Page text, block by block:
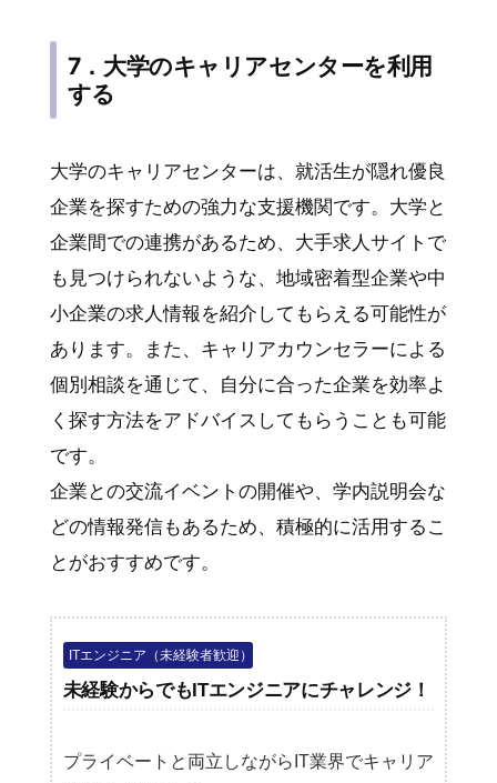
7．大学のキャリアセンターを利用
する
大学のキャリアセンターは、就活生が隠れ優良
企業を探すための強力な支援機関です。大学と
企業間での連携があるため、大手求人サイトで
も見つけられないような、地域密着型企業や中
小企業の求人情報を紹介してもらえる可能性が
あります。また、キャリアカウンセラーによる
個別相談を通じて、自分に合った企業を効率よ
く探す方法をアドバイスしてもらうことも可能
です。
企業との交流イベントの開催や、学内説明会な
どの情報発信もあるため、積極的に活用するこ
とがおすすめです。
ITエンジニア（未経験者歓迎）
未経験からでもITエンジニアにチャレンジ！
プライベートと両立しながらIT業界でキャリア